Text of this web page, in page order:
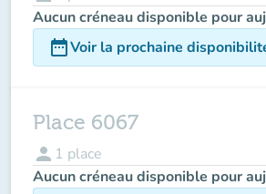
Aucun créneau disponible pour
date_rangeVoir la prochaine
Place 6067
person 1 place
Aucun créneau disponible pour